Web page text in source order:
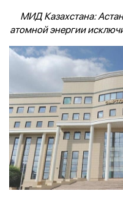
МИД Казахстана:
атомной энергии